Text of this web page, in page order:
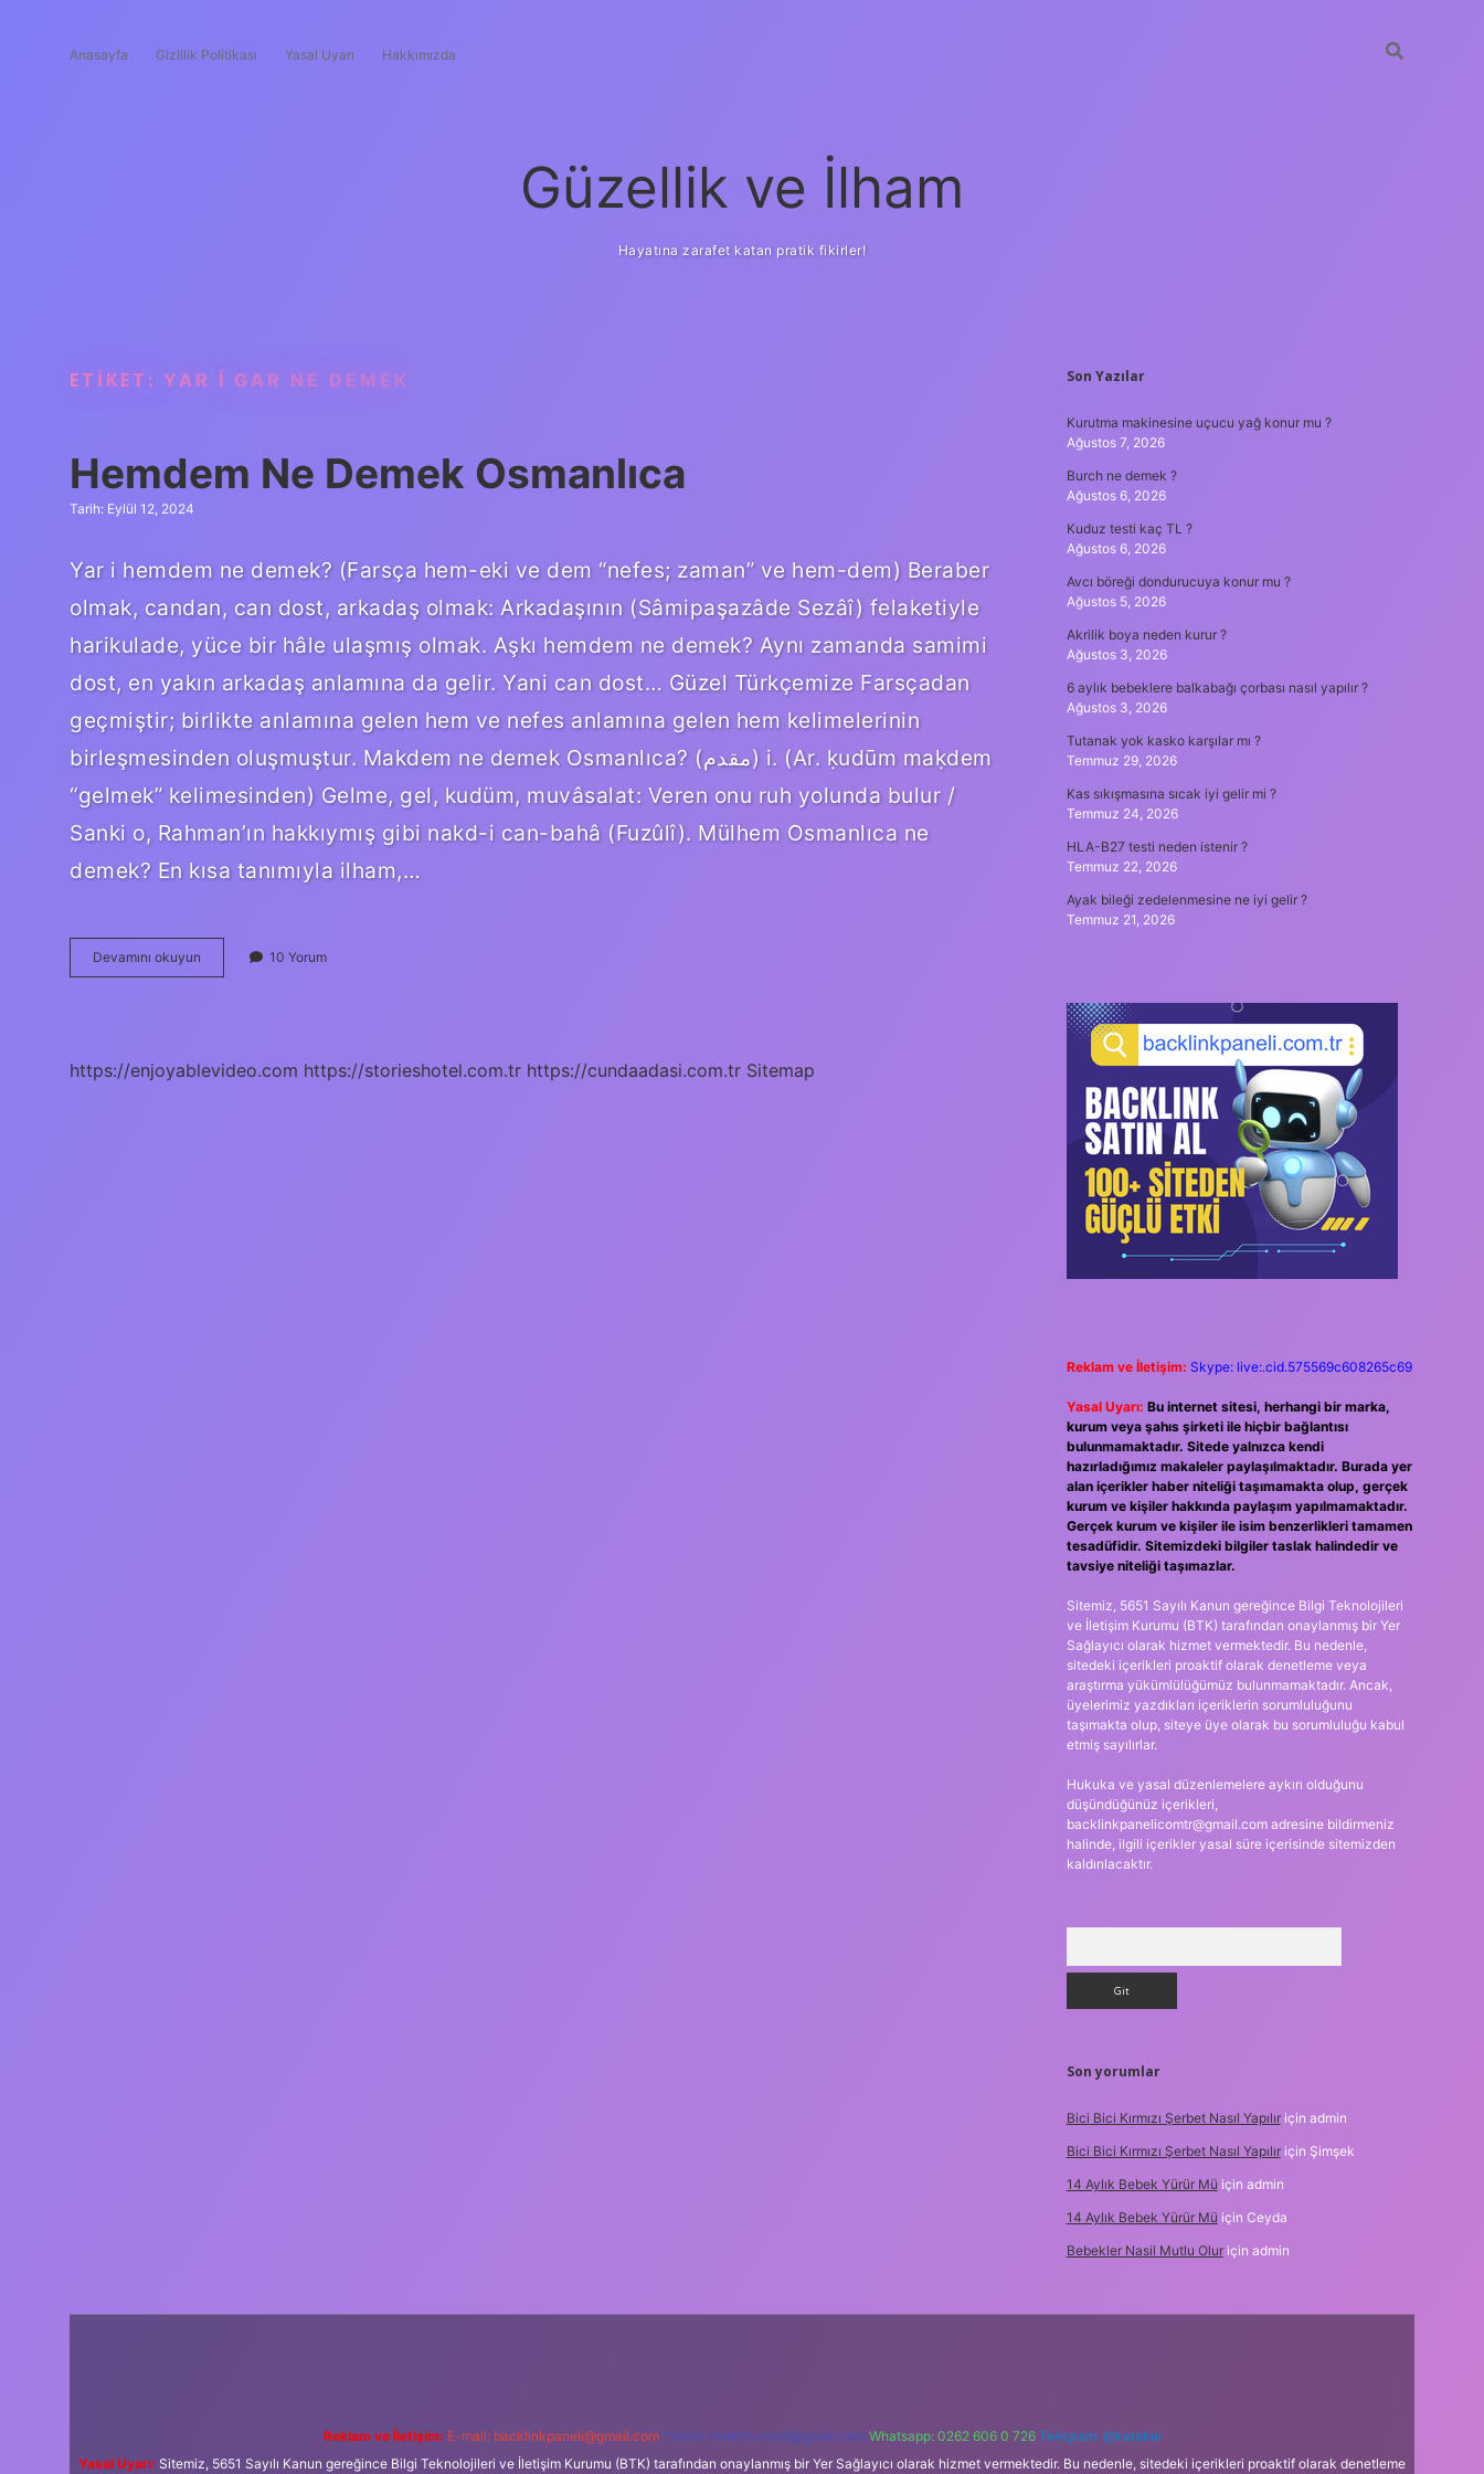
Anasayfa Gizlilik Politikası Yasal Uyarı Hakkımızda
Güzellik ve İlham
Hayatına zarafet katan pratik fikirler!
ETIKET: YAR I GAR NE DEMEK
Hemdem Ne Demek Osmanlıca
Tarih: Eylül 12, 2024
Yar i hemdem ne demek? (Farsça hem-eki ve dem “nefes; zaman” ve hem-dem) Beraber
olmak, candan, can dost, arkadaş olmak: Arkadaşının (Sâmipaşazâde Sezâî) felaketiyle
harikulade, yüce bir hâle ulaşmış olmak. Aşkı hemdem ne demek? Aynı zamanda samimi
dost, en yakın arkadaş anlamına da gelir. Yani can dost… Güzel Türkçemize Farsçadan
geçmiştir; birlikte anlamına gelen hem ve nefes anlamına gelen hem kelimelerinin
birleşmesinden oluşmuştur. Makdem ne demek Osmanlıca? (ﻣﻘﺪﻡ) i. (Ar. ḳudūm maḳdem
“gelmek” kelimesinden) Gelme, gel, kudüm, muvâsalat: Veren onu ruh yolunda bulur /
Sanki o, Rahman’ın hakkıymış gibi nakd-i can-bahâ (Fuzûlî). Mülhem Osmanlıca ne
demek? En kısa tanımıyla ilham,…
Devamını okuyun Hemdem
Ne
10 Yorum
https://enjoyablevideo.com https://storieshotel.com.tr https://cundaadasi.com.tr Sitemap
SIDEBAR
Son Yazılar
Kurutma makinesine uçucu yağ konur mu ?
Ağustos 7, 2026
Burch ne demek ?
Ağustos 6, 2026
Kuduz testi kaç TL ?
Ağustos 6, 2026
Avcı böreği dondurucuya konur mu ?
Ağustos 5, 2026
Akrilik boya neden kurur ?
Ağustos 3, 2026
6 aylık bebeklere balkabağı çorbası nasıl yapılır ?
Ağustos 3, 2026
Tutanak yok kasko karşılar mı ?
Temmuz 29, 2026
Kas sıkışmasına sıcak iyi gelir mi ?
Temmuz 24, 2026
HLA-B27 testi neden istenir ?
Temmuz 22, 2026
Ayak bileği zedelenmesine ne iyi gelir ?
Temmuz 21, 2026
Reklam ve İletişim: Skype: live:.cid.575569c608265c69
Yasal Uyarı: Bu internet sitesi, herhangi bir marka,
kurum veya şahıs şirketi ile hiçbir bağlantısı
bulunmamaktadır. Sitede yalnızca kendi
hazırladığımız makaleler paylaşılmaktadır. Burada yer
alan içerikler haber niteliği taşımamakta olup, gerçek
kurum ve kişiler hakkında paylaşım yapılmamaktadır.
Gerçek kurum ve kişiler ile isim benzerlikleri tamamen
tesadüfidir. Sitemizdeki bilgiler taslak halindedir ve
tavsiye niteliği taşımazlar.
Sitemiz, 5651 Sayılı Kanun gereğince Bilgi Teknolojileri
ve İletişim Kurumu (BTK) tarafından onaylanmış bir Yer
Sağlayıcı olarak hizmet vermektedir. Bu nedenle,
sitedeki içerikleri proaktif olarak denetleme veya
araştırma yükümlülüğümüz bulunmamaktadır. Ancak,
üyelerimiz yazdıkları içeriklerin sorumluluğunu
taşımakta olup, siteye üye olarak bu sorumluluğu kabul
etmiş sayılırlar.
Hukuka ve yasal düzenlemelere aykırı olduğunu
düşündüğünüz içerikleri,
backlinkpanelicomtr@gmail.comadresine bildirmeniz
halinde, ilgili içerikler yasal süre içerisinde sitemizden
kaldırılacaktır.
Son yorumlar
Bici Bici Kırmızı Şerbet Nasıl Yapılıriçin admin
Bici Bici Kırmızı Şerbet Nasıl Yapılıriçin Şimşek
14 Aylık Bebek Yürür Mü için admin
14 Aylık Bebek Yürür Mü için Ceyda
Bebekler Nasil Mutlu Oluriçin admin
güvenilir bahis siteleriilbet giriş adresi
Reklam ve İletişim: E-mail: backlinkpaneli@gmail.com Teams: forumhizmeti@gmail.com Whatsapp: 0262 606 0 726 Telegram: @karabul
Yasal Uyarı: Sitemiz, 5651 Sayılı Kanun gereğince Bilgi Teknolojileri ve İletişim Kurumu (BTK) tarafından onaylanmış bir Yer Sağlayıcı olarak hizmet vermektedir. Bu nedenle, sitedeki içerikleri proaktif olarak denetleme